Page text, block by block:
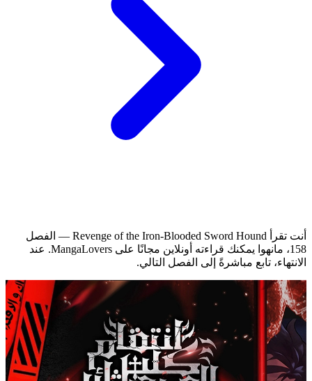
أنت تقرأ Revenge of the Iron-Blooded Sword Hound — الفصل
158، مانهوا يمكنك قراءته أونلاين مجانًا على MangaLovers.
عند
الانتهاء، تابع مباشرةً إلى الفصل التالي.